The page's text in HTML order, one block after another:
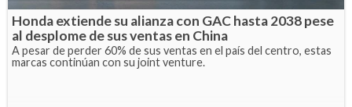
Honda extiende su alianza con GAC hasta 2038 pese
al desplome de sus ventas en China
A pesar de perder 60% de sus ventas en el país del centro, estas
marcas continúan con su joint venture.